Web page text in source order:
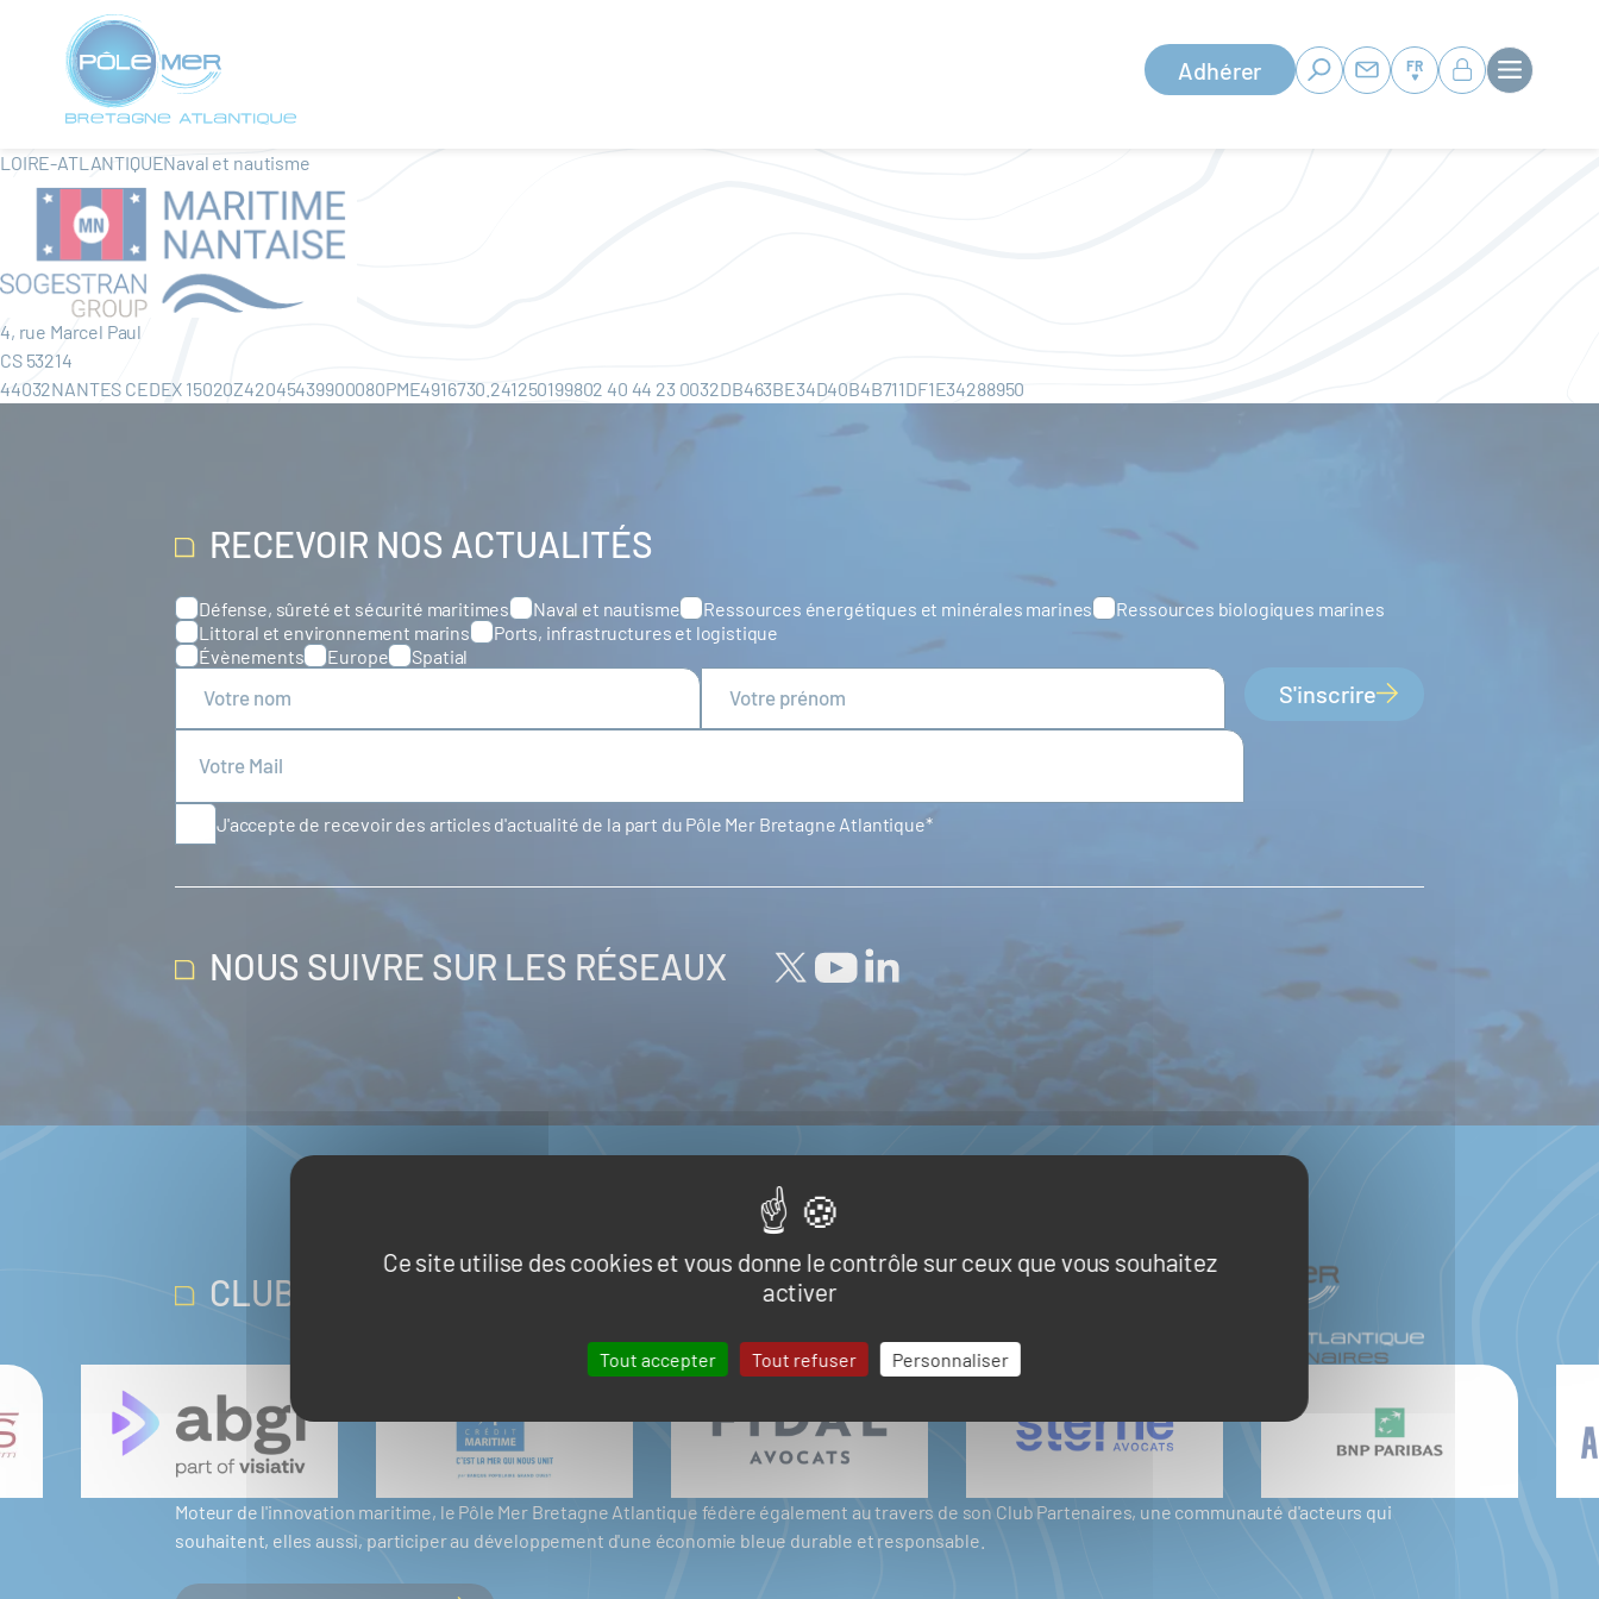
Panneau de gestion des cookies
Ce site utilise des cookies et vous donne le contrôle sur ceux que vous souhaitez
activer
Tout accepter Tout refuser Personnaliser
contenu
Adhérer FR
LOIRE-ATLANTIQUENaval et nautisme
4, rue Marcel Paul
CS 53214
44032NANTES CEDEX 15020Z42045439900080PME4916730.241250199802 40 44 23 0032DB463BE34D40B4B711DF1E34288950
RECEVOIR NOS ACTUALITÉS
Catégories
Défense, sûreté et sécurité maritimes Naval et nautisme Ressources énergétiques et minérales marines
Ressources biologiques marines
Littoral et environnement marins
Ports, infrastructures et logistique
Évènements
Europe Spatial
S'inscrire
J'accepte de recevoir des articles d'actualité de la part du Pôle Mer Bretagne Atlantique
NOUS SUIVRE SUR LES RÉSEAUX
CLUB PARTENAIRES
Moteur de l'innovation maritime, le Pôle Mer Bretagne Atlantique fédère également au travers de son Club Partenaires, une communauté d'acteurs qui
souhaitent, elles aussi, participer au développement d'une économie bleue durable et responsable.